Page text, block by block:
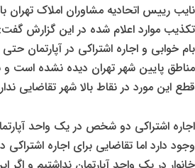
نایب رییس اتحادیه مشاوران املاک تهران با
تکذیب موارد اعلام شده در این گزارش
بام خوابی و اجاره اشتراکی در آپارتمان حتی
مناطق پایین شهر تهران دیده نشده است و
قطع این مورد در نقاط بالا شهر ‌تقاضایی
اجاره اشتراکی دو شخص در یک واحد
وجود دارد اما تقاضایی برای اجاره اشتراکی